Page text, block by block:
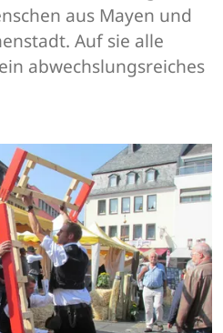
aus Mayen und
Auf sie alle
abwechslungsreiches